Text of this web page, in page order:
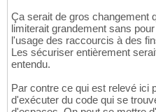
Ça serait de gros changement
limiterait grandement sans
l'usage des raccourcis à des
Les sécuriser entièrement
entendu.
Par contre ce qui est relevé ici
d'exécuter du code qui se